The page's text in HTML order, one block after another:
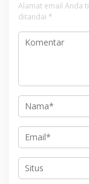
Alamat email Anda
ditandai *